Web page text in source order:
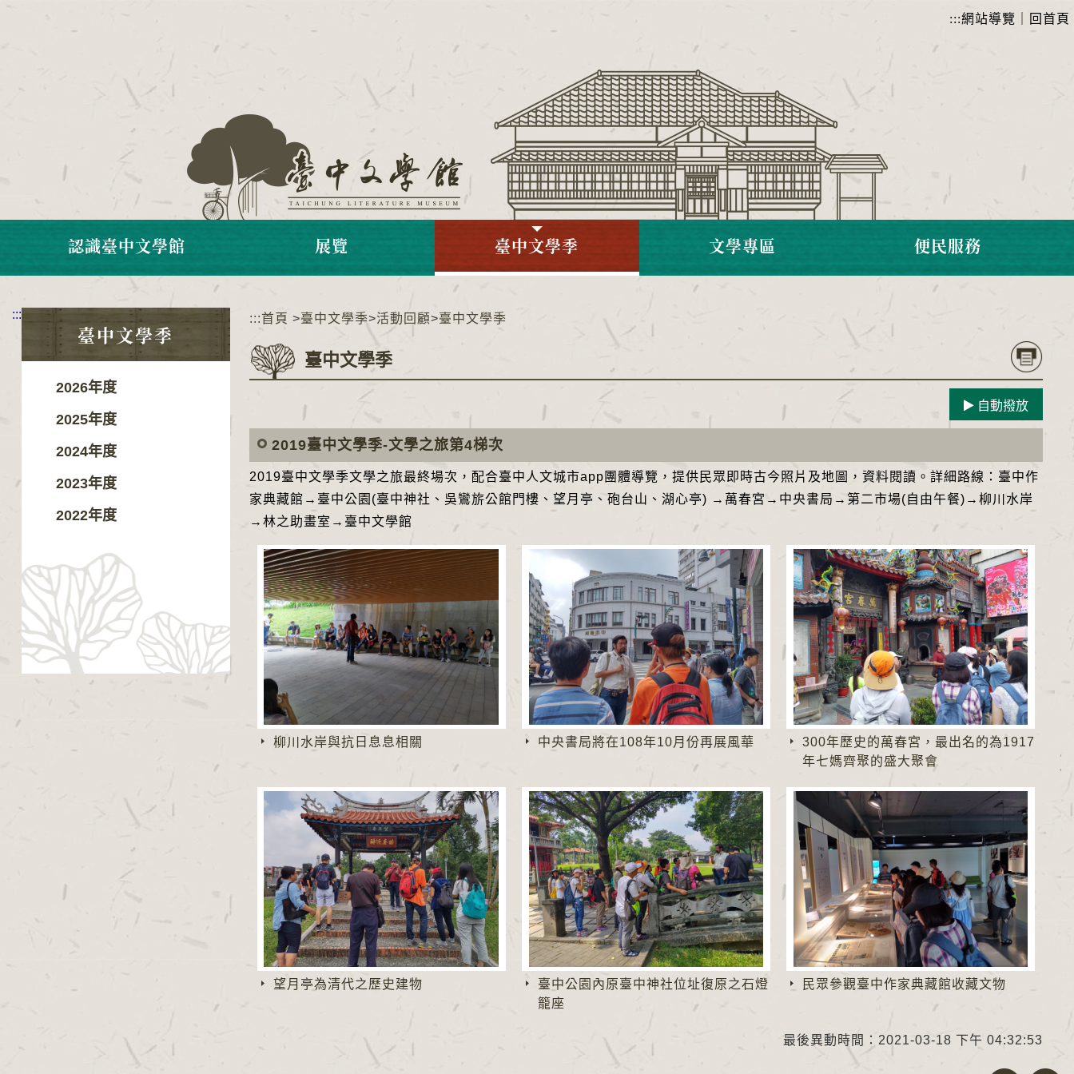
:::網站導覽 回首頁
認識臺中文學館 展覽 臺中文學季 文學專區 便民服務
:::
臺中文學季
2026年度
2025年度
2024年度
2023年度
2022年度
:::首頁 >臺中文學季>活動回顧>臺中文學季
臺中文學季
自動撥放
2019臺中文學季-文學之旅第4梯次
2019臺中文學季文學之旅最終場次，配合臺中人文城市app團體導覽，提供民眾即時古今照片及地圖，資料閱讀。詳細路線：臺中作
家典藏館→臺中公園(臺中神社、吳鸞旂公館門樓、望月亭、砲台山、湖心亭) →萬春宮→中央書局→第二市場(自由午餐)→柳川水岸
→林之助畫室→臺中文學館
柳川水岸與抗日息息相關 中央書局將在108年10月份再展風華
300年歷史的萬春宮，最出名的為1917
年七媽齊聚的盛大聚會
望月亭為清代之歷史建物
臺中公園內原臺中神社位址復原之石燈
籠座
民眾參觀臺中作家典藏館收藏文物
最後異動時間：2021-03-18 下午 04:32:53